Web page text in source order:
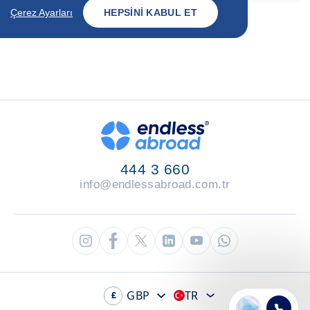
444 3 660
info@endlessabroad.com.tr
£ GBP TR
Çerez Ayarları HEPSINI KABUL ET